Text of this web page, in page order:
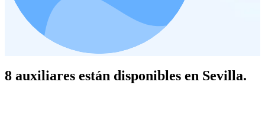
8 auxiliares están disponibles en Sevilla.